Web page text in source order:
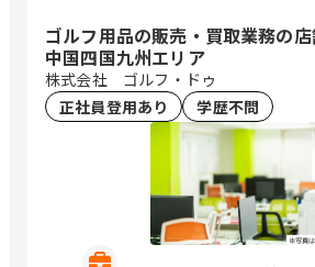
（梅田スカイビルタ
大阪府箕面市船場東
市新町一丁目10番1号
方駅前102号） 大阪府
3047番地12 大阪府岸
目17番32号 松本ビル
1-1-93 （梅田スカイ
クス3階） 兵庫県明石
1-32 （ラ スーノ明石
県姫路市東延末1-1 （
兵庫県西宮市両度町6
ゴルフ用品の販売・買取業務の
中国四国九州エリア
株式会社 ゴルフ・ドゥ
正社員登用あり
学歴不問